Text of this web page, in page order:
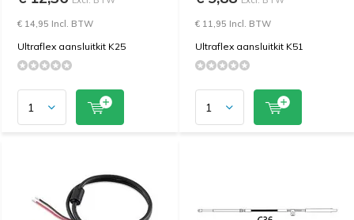
€ 14,95 Incl. BTW
Ultraflex aansluitkit K25
€ 11,95 Incl. BTW
Ultraflex aansluitkit K51